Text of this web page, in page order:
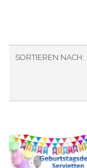
SORTIEREN NACH